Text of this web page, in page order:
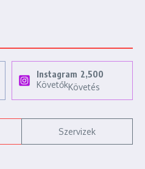
Instagram 2,500
KövetőkKövetés
Szervizek